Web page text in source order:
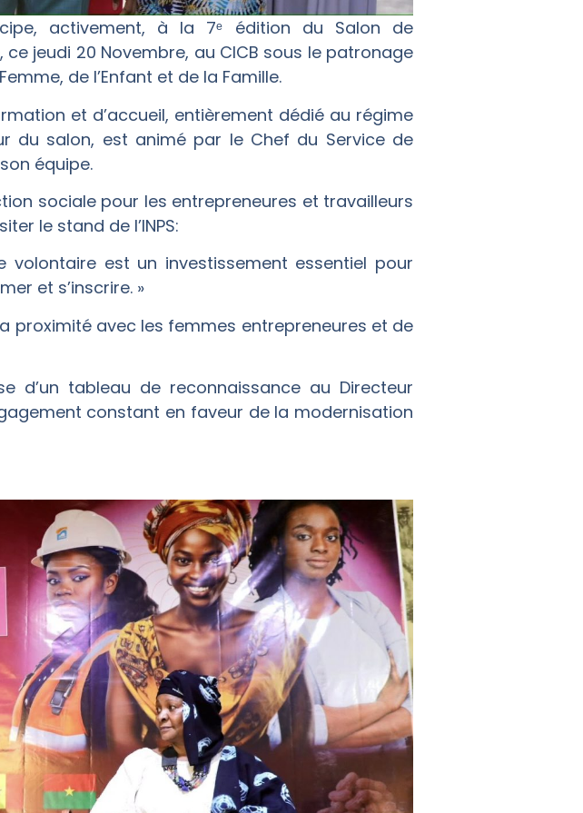
activement, à la 7ᵉ édition du Salon de
ce jeudi 20 Novembre, au CICB sous le patronage
de l’Enfant et de la Famille.
et d’accueil, entièrement dédié au régime
du salon, est animé par le Chef du Service de
équipe.
sociale pour les entrepreneures et travailleurs
le stand de l’INPS:
volontaire est un investissement essentiel pour
et s’inscrire. »
proximité avec les femmes entrepreneures et de
d’un tableau de reconnaissance au Directeur
constant en faveur de la modernisation